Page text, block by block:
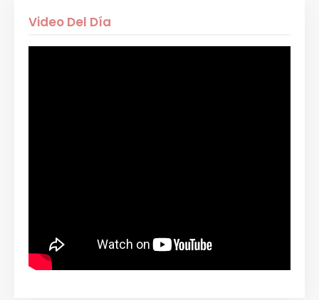
Video Del Día